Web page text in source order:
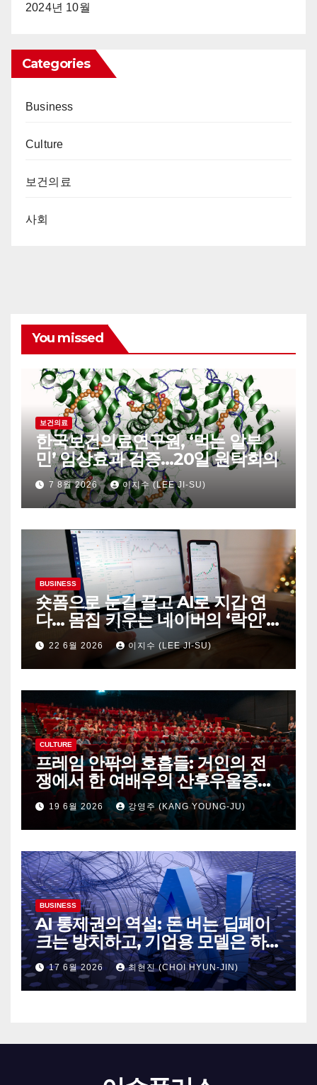
2024년 10월
Categories
Business
Culture
보건의료
사회
You missed
보건의료
한국보건의료연구원, ‘먹는 알부
민’ 임상효과 검증…20일 원탁회의
7 8월 2026 이지수 (LEE JI-SU)
BUSINESS
숏폼으로 눈길 끌고 AI로 지갑 연
다… 몸집 키우는 네이버의 ‘락인’
생태계
22 6월 2026 이지수 (LEE JI-SU)
CULTURE
프레임 안팎의 호흡들: 거인의 전
쟁에서 한 여배우의 산후우울증까
지19 6월 2026 강영주 (KANG YOUNG-JU)
BUSINESS
AI 통제권의 역설: 돈 버는 딥페이
크는 방치하고, 기업용 모델은 하
루아침에 셧다운
17 6월 2026 최현진 (CHOI HYUN-JIN)